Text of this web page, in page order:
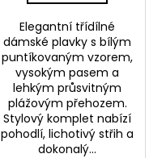
Elegantní třídílné
dámské plavky s bílým
puntíkovaným vzorem,
vysokým pasem a
lehkým průsvitným
plážovým přehozem.
Stylový komplet nabízí
pohodlí, lichotivý střih a
dokonalý...